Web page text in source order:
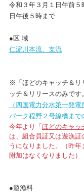
令和３年３月１日午前
日午後５時まで
●区 域
仁淀川本流、支流
※「ほどのキャッチ＆リ
ッチ＆リリースのみです。
（四国電力分水第一発
パーク程野２号線橋まで
今年より「 ほどのキャッ
は、組合員証又は遊漁証
うになりました。（昨
附加はなくなりました）
●遊漁料